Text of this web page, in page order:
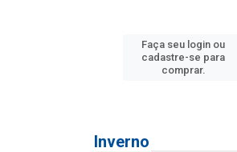
Faça seu login ou
cadastre-se para
comprar.
Inverno